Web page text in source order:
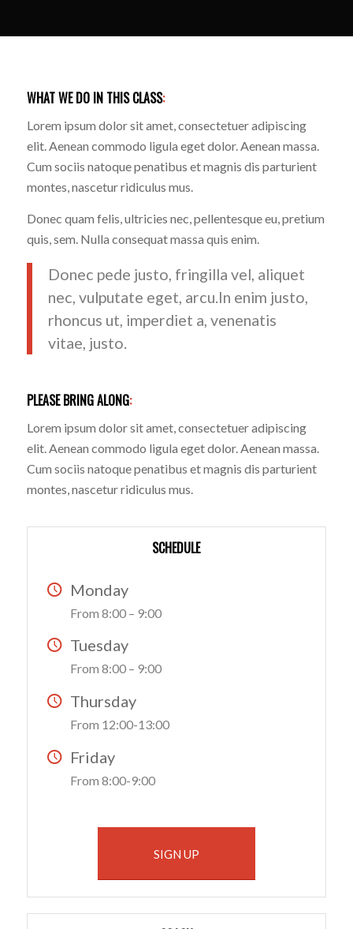
WHAT WE DO IN THIS CLASS:
Lorem ipsum dolor sit amet, consectetuer adipiscing
elit. Aenean commodo ligula eget dolor. Aenean massa.
Cum sociis natoque penatibus et magnis dis parturient
montes, nascetur ridiculus mus.
Donec quam felis, ultricies nec, pellentesque eu, pretium
quis, sem. Nulla consequat massa quis enim.
Donec pede justo, fringilla vel, aliquet
nec, vulputate eget, arcu.In enim justo,
rhoncus ut, imperdiet a, venenatis
vitae, justo.
PLEASE BRING ALONG:
Lorem ipsum dolor sit amet, consectetuer adipiscing
elit. Aenean commodo ligula eget dolor. Aenean massa.
Cum sociis natoque penatibus et magnis dis parturient
montes, nascetur ridiculus mus.
SCHEDULE
Monday
From 8:00 – 9:00
Tuesday
From 8:00 – 9:00
Thursday
From 12:00-13:00
Friday
From 8:00-9:00
SIGN UP